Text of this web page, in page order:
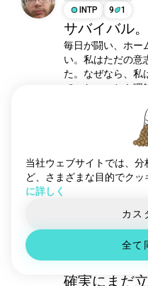
デイズ
ダイイングライト
ザバックルームズ
サバイバルホラー
アイデンティティv
バイオハザード2
クトゥルフの呼び声
scpファウンデーション
恐れと飢え
INTP
9 1
サバイバル。
毎日が闘い、ホー
い。私はただの意
た。なぜなら、私
ていないことを理
いることに気に
ら、明らかに相
を避けられるし
い。私は人生が私
る。最も深いレベ
ENTJ
おとめ
確実にまだ
当社ウェブサイトでは、
ど、さまざまな目的でクッ
に詳しく
カス
全て